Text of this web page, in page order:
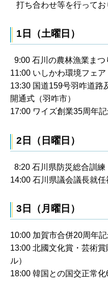
打ち合わせ等を行ってお
1日（土曜日）
9:00 石川の農林漁業まつ
11:00 いしかわ環境フェア
13:30 国道159号羽咋道路
開通式（羽咋市）
17:00 ワイズ創業35周年
2日（日曜日）
8:20 石川県防災総合訓練
14:00 石川県議会議長就任
3日（月曜日）
10:00 加賀市合併20周年記
13:00 北國文化賞・芸術
ル）
18:00 韓国との国交正常化